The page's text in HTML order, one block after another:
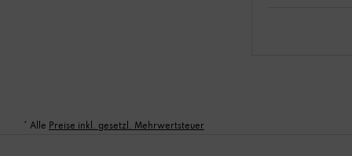
* Alle Preise inkl. gesetzl. Mehrwertsteuer